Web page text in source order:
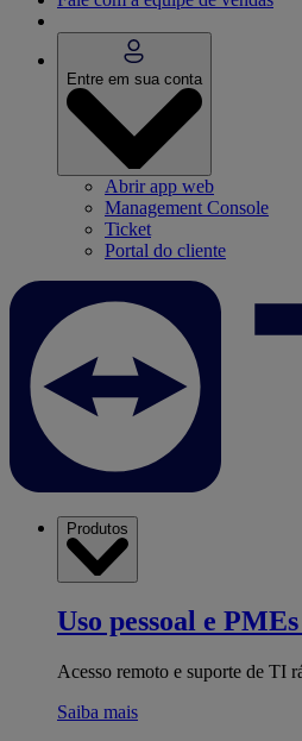
Entre em sua conta
Abrir app web
Management Console
Ticket
Portal do cliente
Produtos
Uso pessoal e PMEs
Acesso remoto e suporte de TI
Saiba mais